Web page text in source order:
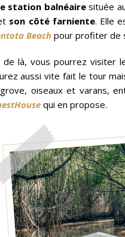
station balnéairesituée
son côté farniente. Elle
Beachpour profiter de
de là, vous pourrez visiter
aussi vite fait le tour
oiseaux et varans,
qui en propose.